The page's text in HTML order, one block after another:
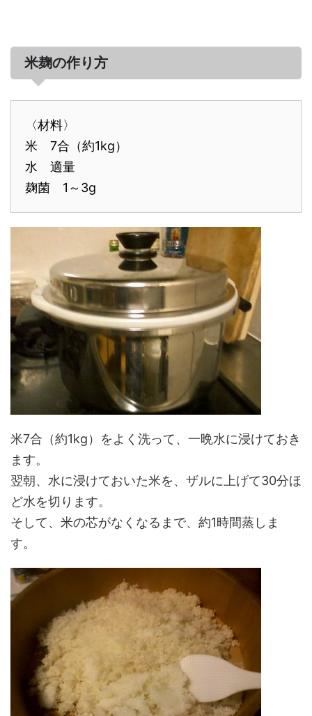
米麹の作り方
〈材料〉
米 7合（約1kg）
水 適量
麹菌 1～3g
米7合（約1kg）をよく洗って、一晩水に浸けておき
ます。
翌朝、水に浸けておいた米を、ザルに上げて30分ほ
ど水を切ります。
そして、米の芯がなくなるまで、約1時間蒸しま
す。